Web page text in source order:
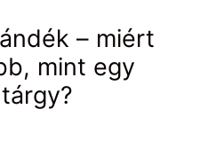
– miért
mint egy